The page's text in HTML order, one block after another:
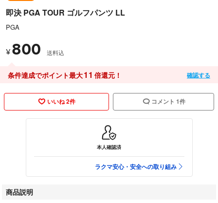
即決 PGA TOUR ゴルフパンツ LL
PGA
¥ 800 送料込
条件達成でポイント最大11 倍還元！ 確認する
いいね 2件 コメント 1件
本人確認済
ラクマ安心・安全への取り組み
商品説明